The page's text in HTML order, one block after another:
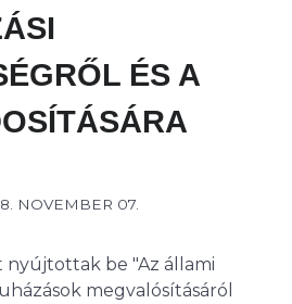
ÉS A
NOVEMBER 07.
nyújtottak be "Az állami
megvalósításáról